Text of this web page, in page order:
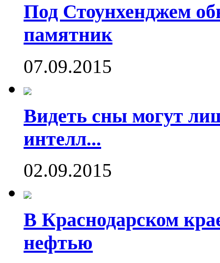
Под Стоунхенджем
памятник
07.09.2015
Видеть сны могут
интелл...
02.09.2015
В Краснодарском
нефтью